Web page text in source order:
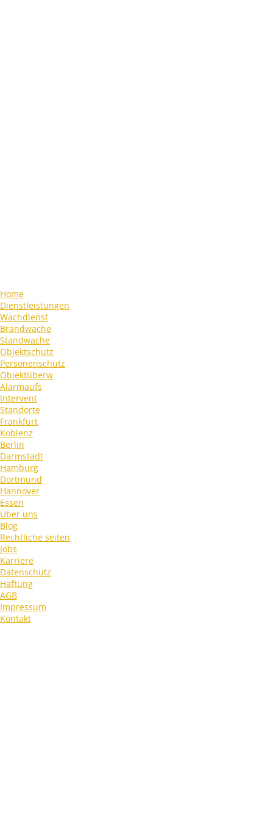
Home
Dienstleistungen
Wachdienst
Brandwache
Standwache
Objektschutz
Personenschutz
Objektüberw
Alarmaufs
Intervent
Standorte
Frankfurt
Koblenz
Berlin
Darmstadt
Hamburg
Dortmund
Hannover
Essen
Über uns
Blog
Rechtliche seiten
Jobs
Karriere
Datenschutz
Haftung
AGB
Impressum
Kontakt